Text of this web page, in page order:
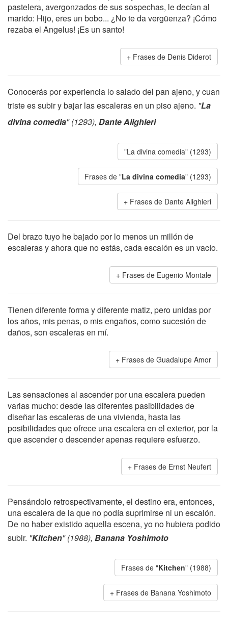
pastelera, avergonzados de sus sospechas, le decían al
marido: Hijo, eres un bobo... ¿No te da vergüenza? ¡Cómo
rezaba el Angelus! ¡Es un santo!
Frases de Denis Diderot
Conocerás por experiencia lo salado del pan ajeno, y cuan
triste es subir y bajar las escaleras en un piso ajeno. "La
divina comedia" (1293), Dante Alighieri
"La divina comedia" (1293)
Frases de "La divina comedia" (1293)
Frases de Dante Alighieri
Del brazo tuyo he bajado por lo menos un millón de
escaleras y ahora que no estás, cada escalón es un vacío.
Frases de Eugenio Montale
Tienen diferente forma y diferente matiz, pero unidas por
los años, mis penas, o mis engaños, como sucesión de
daños, son escaleras en mí.
Frases de Guadalupe Amor
Las sensaciones al ascender por una escalera pueden
varias mucho: desde las diferentes pasibilidades de
diseñar las escaleras de una vivienda, hasta las
posibilidades que ofrece una escalera en el exterior, por la
que ascender o descender apenas requiere esfuerzo.
Frases de Ernst Neufert
Pensándolo retrospectivamente, el destino era, entonces,
una escalera de la que no podía suprimirse ni un escalón.
De no haber existido aquella escena, yo no hubiera podido
subir. "Kitchen" (1988), Banana Yoshimoto
Frases de "Kitchen" (1988)
Frases de Banana Yoshimoto